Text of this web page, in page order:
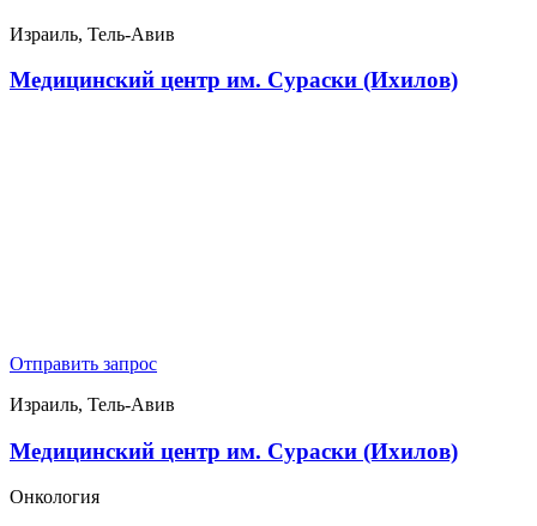
Израиль, Тель-Авив
Медицинский центр им. Сураски (Ихилов)
Отправить запрос
Израиль, Тель-Авив
Медицинский центр им. Сураски (Ихилов)
Онкология